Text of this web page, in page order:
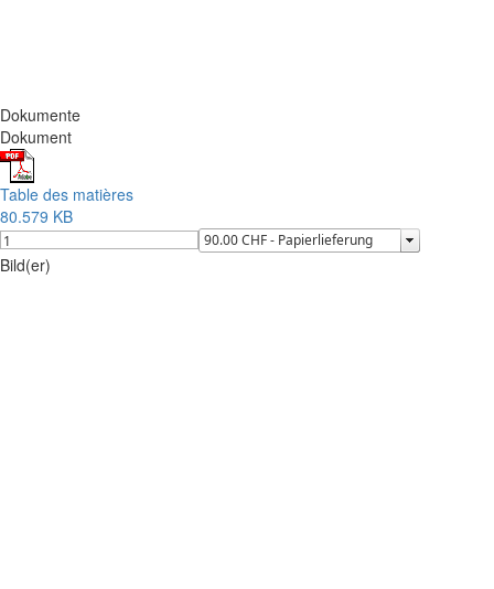
Dokumente
Dokument
Table des matières
80.579 KB
Bild(er)